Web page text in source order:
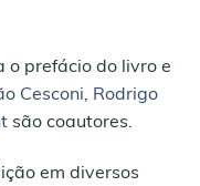
o prefácio do livro e
Cesconi, Rodrigo
são coautores.
em diversos